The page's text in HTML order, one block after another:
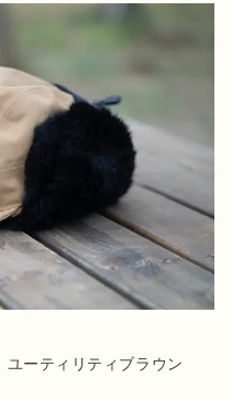
ーティリティブラウン